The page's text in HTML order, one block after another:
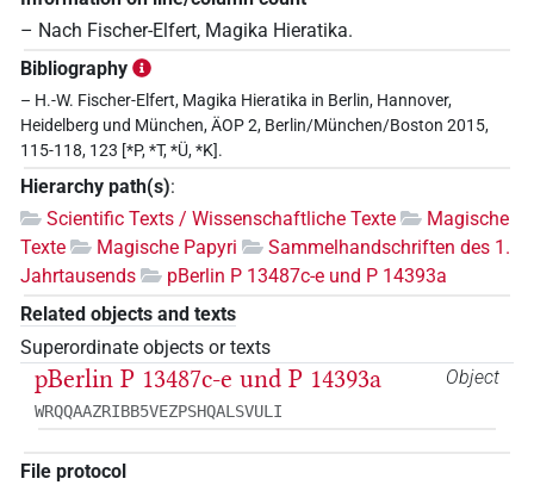
– Nach Fischer-Elfert, Magika Hieratika.
Bibliography
– H.-W. Fischer-Elfert, Magika Hieratika in Berlin, Hannover,
Heidelberg und München, ÄOP 2, Berlin/München/Boston 2015,
115-118, 123 [*P, *T, *Ü, *K].
Hierarchy path(s):
Scientific Texts / Wissenschaftliche Texte
Magische
Texte
Magische Papyri
Sammelhandschriften des 1.
Jahrtausends
pBerlin P 13487c-e und P 14393a
Related objects and texts
Superordinate objects or texts
Object
pBerlin P 13487c-e und P 14393a
WRQQAAZRIBB5VEZPSHQALSVULI
File protocol